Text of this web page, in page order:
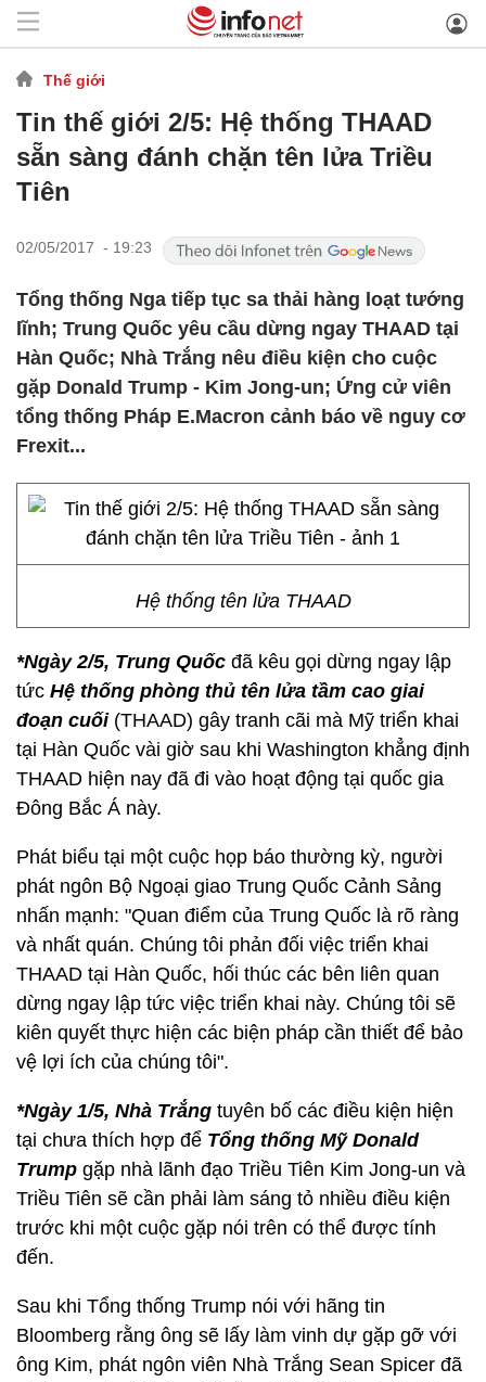
Thế giới
Tin thế giới 2/5: Hệ thống THAAD
sẵn sàng đánh chặn tên lửa Triều
Tiên
02/05/2017 - 19:23
Tổng thống Nga tiếp tục sa thải hàng loạt tướng
lĩnh; Trung Quốc yêu cầu dừng ngay THAAD tại
Hàn Quốc; Nhà Trắng nêu điều kiện cho cuộc
gặp Donald Trump - Kim Jong-un; Ứng cử viên
tổng thống Pháp E.Macron cảnh báo về nguy cơ
Frexit...
Hệ thống tên lửa THAAD
*Ngày 2/5, Trung Quốc đã kêu gọi dừng ngay lập
tức Hệ thống phòng thủ tên lửa tầm cao giai
đoạn cuối(THAAD) gây tranh cãi mà Mỹ triển khai
tại Hàn Quốc vài giờ sau khi Washington khẳng định
THAAD hiện nay đã đi vào hoạt động tại quốc gia
Đông Bắc Á này.
Phát biểu tại một cuộc họp báo thường kỳ, người
phát ngôn Bộ Ngoại giao Trung Quốc Cảnh Sảng
nhấn mạnh: "Quan điểm của Trung Quốc là rõ ràng
và nhất quán. Chúng tôi phản đối việc triển khai
THAAD tại Hàn Quốc, hối thúc các bên liên quan
dừng ngay lập tức việc triển khai này. Chúng tôi sẽ
kiên quyết thực hiện các biện pháp cần thiết để bảo
vệ lợi ích của chúng tôi".
*Ngày 1/5, Nhà Trắng tuyên bố các điều kiện hiện
tại chưa thích hợp để Tổng thống Mỹ Donald
Trump gặp nhà lãnh đạo Triều Tiên Kim Jong-un và
Triều Tiên sẽ cần phải làm sáng tỏ nhiều điều kiện
trước khi một cuộc gặp nói trên có thể được tính
đến.
Sau khi Tổng thống Trump nói với hãng tin
Bloomberg rằng ông sẽ lấy làm vinh dự gặp gỡ với
ông Kim, phát ngôn viên Nhà Trắng Sean Spicer đã